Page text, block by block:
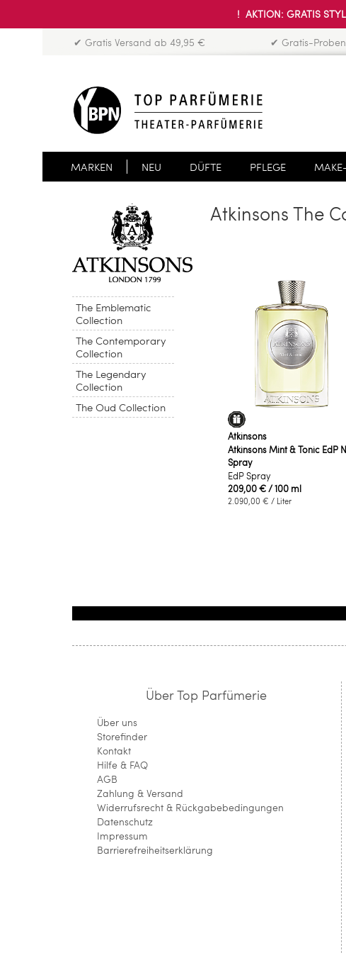
! AKTION: GRATIS
✔ Gratis Versand ab 49,95 € ✔ Gratis-Proben
MARKEN NEU DÜFTE PFLEGE
The Emblematic
Collection
The Contemporary
Collection
The Legendary
Collection
The Oud Collection
Atkinsons The
Atkinsons
Atkinsons Mint & Tonic EdP
Spray
EdP Spray
209,00 €/ 100 ml
2.090,00 € / Liter
Über Top Parfümerie
Über uns
Storefinder
Kontakt
Hilfe & FAQ
AGB
Zahlung & Versand
Widerrufsrecht & Rückgabebedingungen
Datenschutz
Impressum
Barrierefreiheitserklärung